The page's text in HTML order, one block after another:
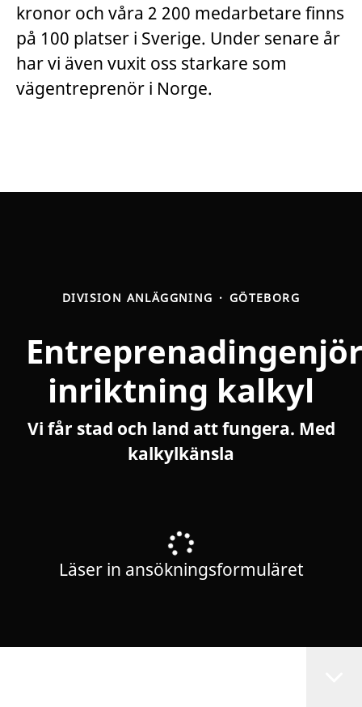
kronor och våra 2 200 medarbetare finns
på 100 platser i Sverige. Under senare år
har vi även vuxit oss starkare som
vägentreprenör i Norge.
DIVISION ANLÄGGNING · GÖTEBORG
Entreprenadingenjör
inriktning kalkyl
Vi får stad och land att fungera. Med
kalkylkänsla
Läser in ansökningsformuläret